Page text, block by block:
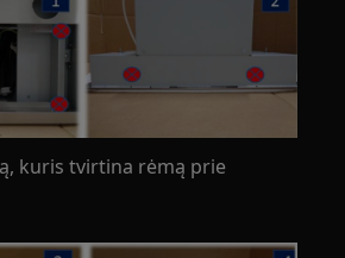
kuris tvirtina rėmą prie